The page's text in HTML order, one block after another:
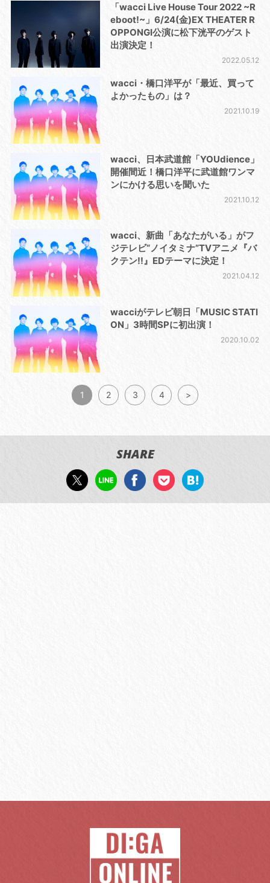
「wacci Live House Tour 2022 ~R
eboot!~」6/24(金)EX THEATER R
OPPONGI公演に松下洸平のゲスト
出演決定！
2022.05.12
wacci・橋口洋平が「最近、買って
よかったもの」は？
2021.10.19
wacci、日本武道館「YOUdience」
開催間近！橋口洋平に武道館ワンマ
ンにかける思いを聞いた
2021.10.12
wacci、新曲「あなたがいる」がフ
ジテレビ“ノイタミナ”TVアニメ『バ
クテン!!』EDテーマに決定！
2021.04.12
wacciがテレビ朝日「MUSIC STATI
ON」3時間SPに初出演！
2020.10.02
1 2 3 4 >
SHARE